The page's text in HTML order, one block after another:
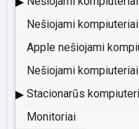
Nešiojami
Apple nešiojami
Nešiojami
▸ Stacionarūs
Monitoriai